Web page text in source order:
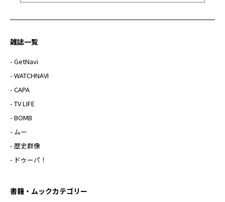
雑誌一覧
- GetNavi
- WATCHNAVI
- CAPA
- TV LIFE
- BOMB
- ムー
- 歴史群像
- ドゥーパ！
書籍・ムックカテゴリー